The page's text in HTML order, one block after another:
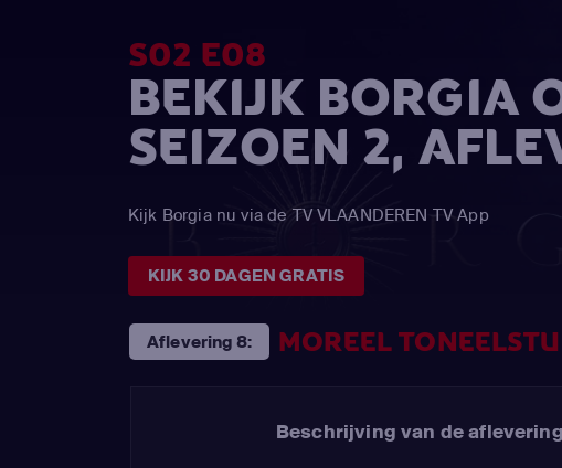
S02 E08
BEKIJK BORGIA
SEIZOEN 2,
Kijk Borgia nu via de TV VLAANDEREN TV App
KIJK 30 DAGEN GRATIS
Aflevering 8: MOREEL
Beschrijving van de